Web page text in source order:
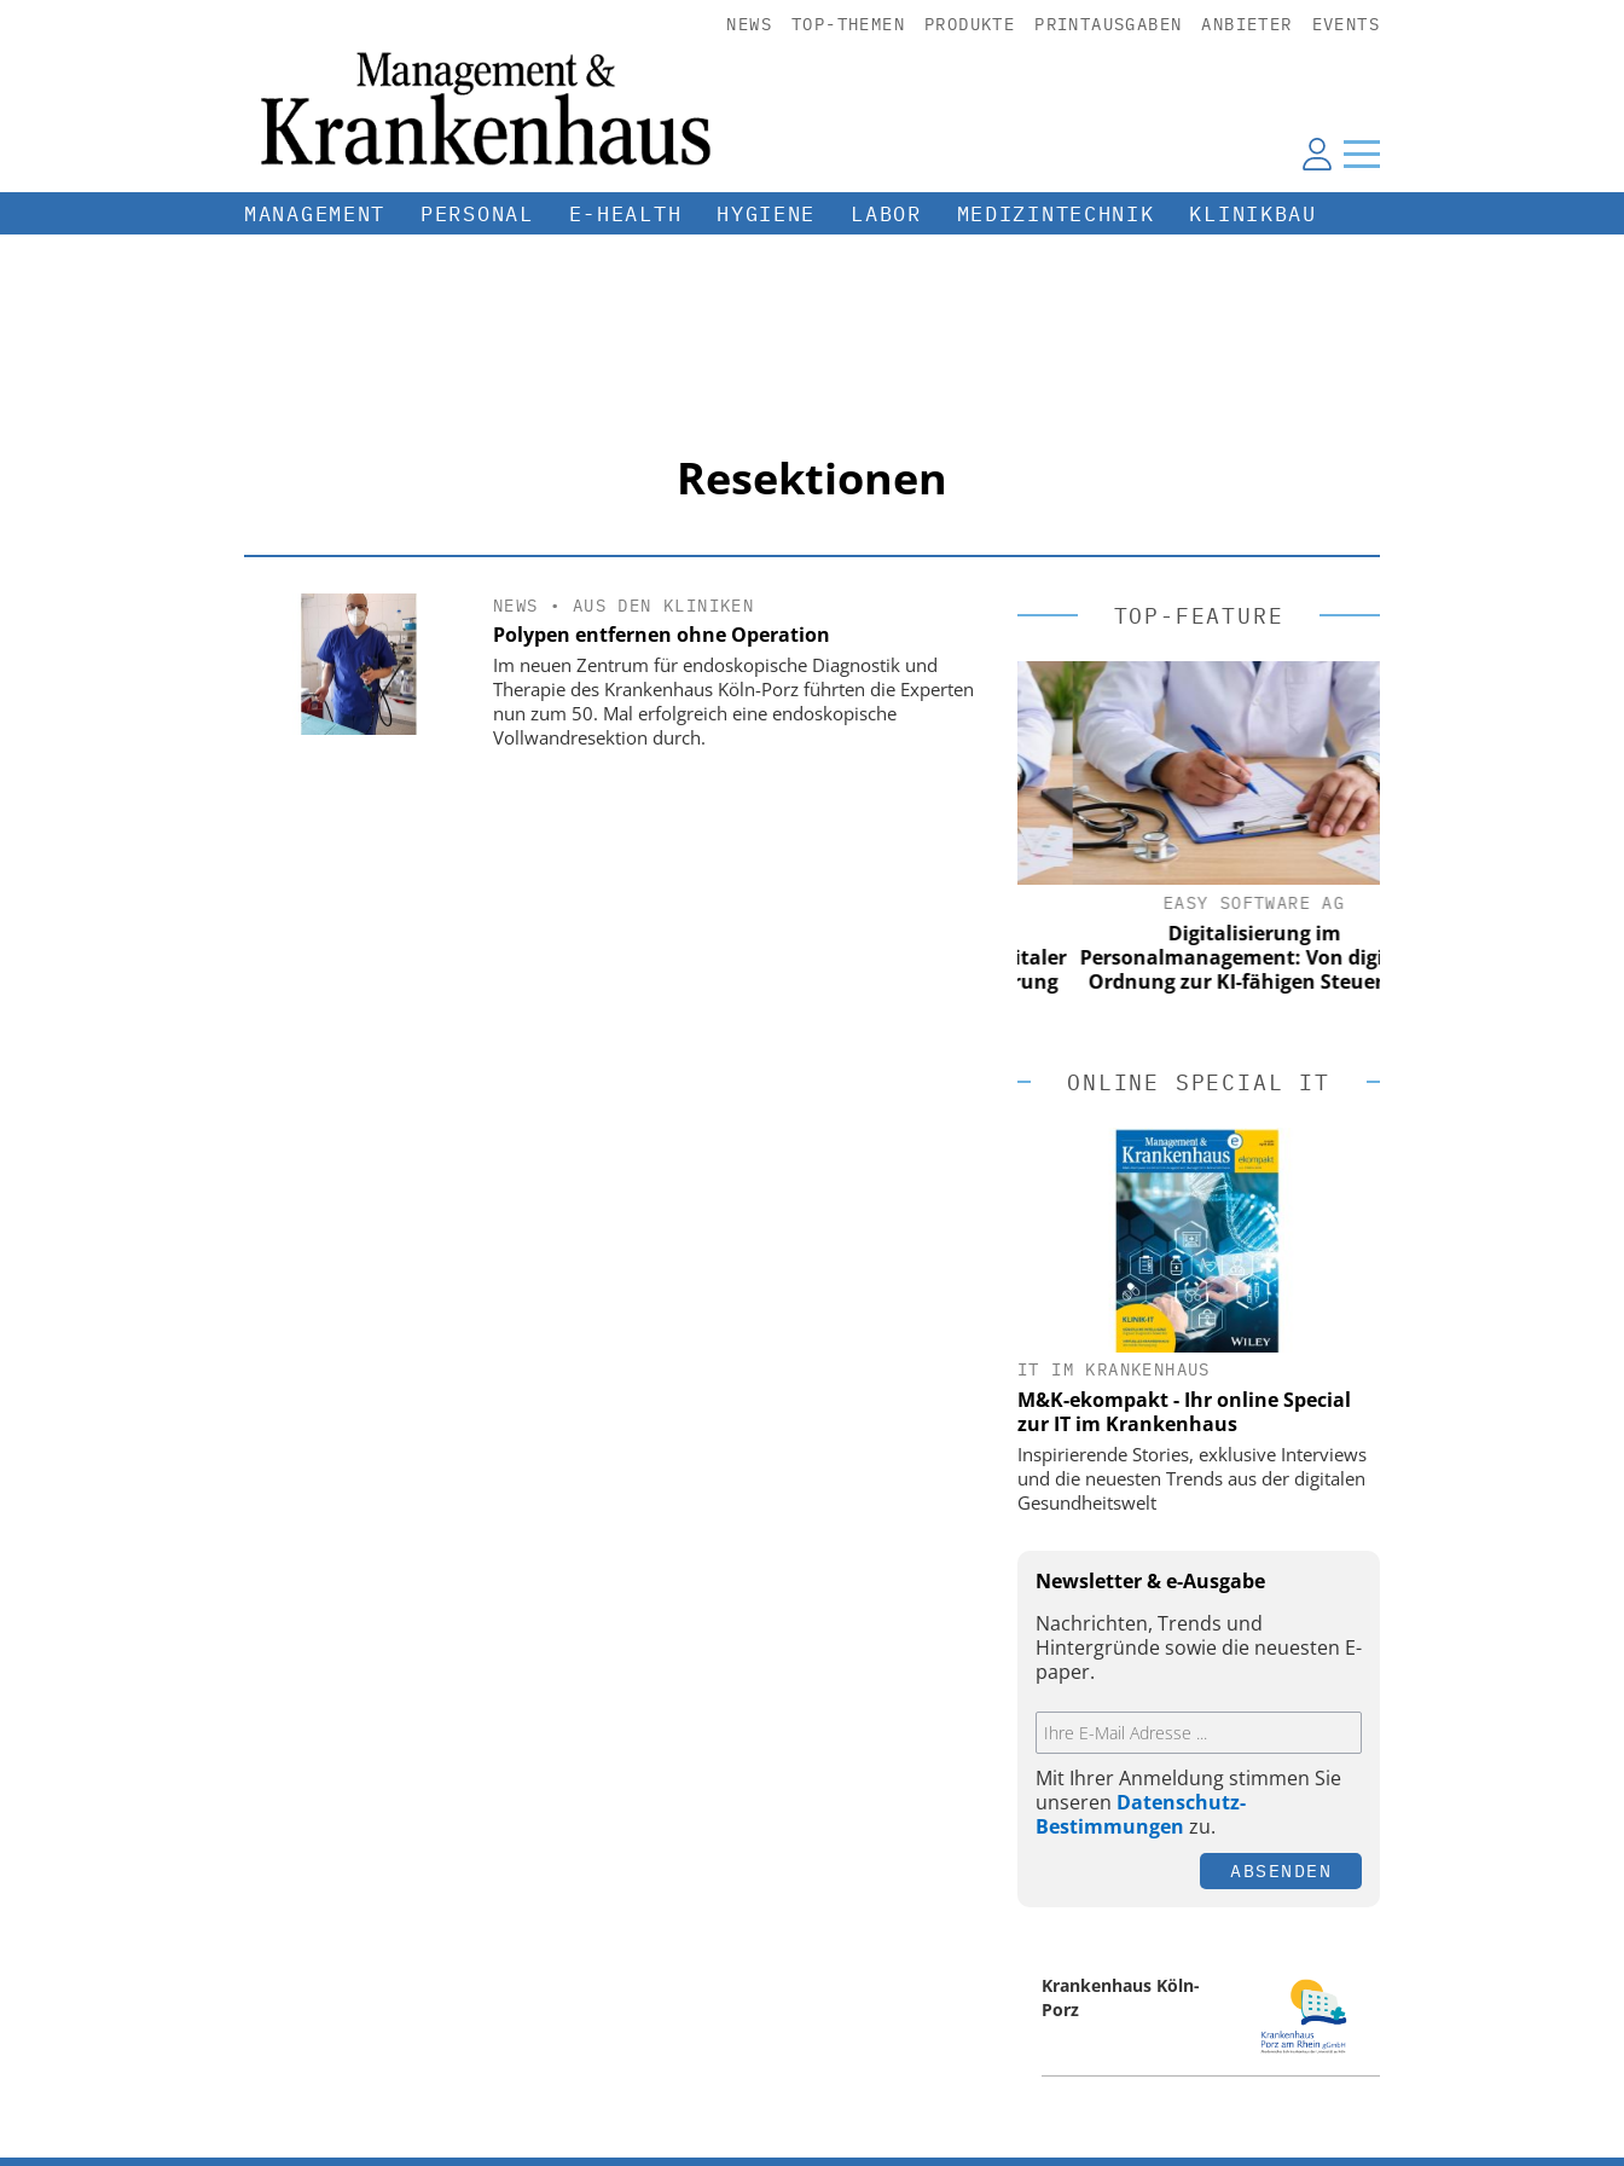
NEWS TOP-THEMEN PRODUKTE PRINTAUSGABEN ANBIETER EVENTS
MANAGEMENT PERSONAL E-HEALTH HYGIENE LABOR MEDIZINTECHNIK KLINIKBAU
Resektionen
NEWS • AUS DEN KLINIKEN
Polypen entfernen ohne Operation
Im neuen Zentrum für endoskopische Diagnostik und
Therapie des Krankenhaus Köln-Porz führten die Experten
nun zum 50. Mal erfolgreich eine endoskopische
Vollwandresektion durch.
TOP-FEATURE
Personalmanagement: Von digitaler
EASY SOFTWARE AG
Digitalisierung im
Personalmanagement: Von digitaler
Ordnung zur KI-fähigen Steuerung
ONLINE SPECIAL IT
IT IM KRANKENHAUS
M&K-ekompakt - Ihr online Special
zur IT im Krankenhaus
Inspirierende Stories, exklusive Interviews
und die neuesten Trends aus der digitalen
Gesundheitswelt
Newsletter & e-Ausgabe
Nachrichten, Trends und
Hintergründe sowie die neuesten E-
paper.
Mit Ihrer Anmeldung stimmen Sie
unseren Datenschutz-
Bestimmungen zu.
ABSENDEN
Krankenhaus Köln-
Porz